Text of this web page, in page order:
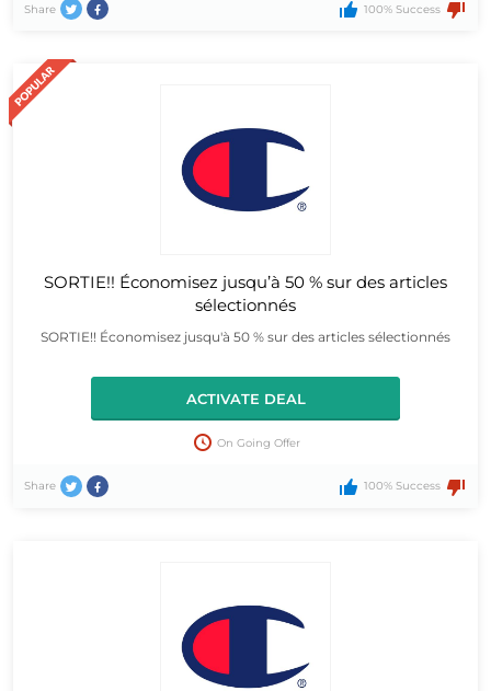
Share 100% Success
SORTIE!! Économisez jusqu’à 50 % sur des articles
sélectionnés
SORTIE!! Économisez jusqu'à 50 % sur des articles sélectionnés
ACTIVATE DEAL
On Going Offer
Share 100% Success